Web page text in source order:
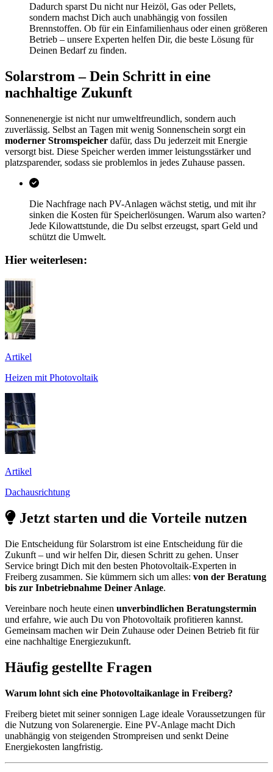
Dadurch sparst Du nicht nur Heizöl, Gas oder Pellets,
sondern machst Dich auch unabhängig von fossilen
Brennstoffen. Ob für ein Einfamilienhaus oder einen größeren
Betrieb – unsere Experten helfen Dir, die beste Lösung für
Deinen Bedarf zu finden.
Solarstrom – Dein Schritt in eine
nachhaltige Zukunft
Sonnenenergie ist nicht nur umweltfreundlich, sondern auch
zuverlässig. Selbst an Tagen mit wenig Sonnenschein sorgt ein
moderner Stromspeicher dafür, dass Du jederzeit mit Energie
versorgt bist. Diese Speicher werden immer leistungsstärker und
platzsparender, sodass sie problemlos in jedes Zuhause passen.
Die Nachfrage nach PV-Anlagen wächst stetig, und mit ihr
sinken die Kosten für Speicherlösungen. Warum also warten?
Jede Kilowattstunde, die Du selbst erzeugst, spart Geld und
schützt die Umwelt.
Hier weiterlesen:
Artikel
Heizen mit Photovoltaik
Artikel
Dachausrichtung
Jetzt starten und die Vorteile nutzen
Die Entscheidung für Solarstrom ist eine Entscheidung für die
Zukunft – und wir helfen Dir, diesen Schritt zu gehen. Unser
Service bringt Dich mit den besten Photovoltaik-Experten in
Freiberg zusammen. Sie kümmern sich um alles: von der Beratung
bis zur Inbetriebnahme Deiner Anlage.
Vereinbare noch heute einen unverbindlichen Beratungstermin
und erfahre, wie auch Du von Photovoltaik profitieren kannst.
Gemeinsam machen wir Dein Zuhause oder Deinen Betrieb fit für
eine nachhaltige Energiezukunft.
Häufig gestellte Fragen
Warum lohnt sich eine Photovoltaikanlage in Freiberg?
Freiberg bietet mit seiner sonnigen Lage ideale Voraussetzungen für
die Nutzung von Solarenergie. Eine PV-Anlage macht Dich
unabhängig von steigenden Strompreisen und senkt Deine
Energiekosten langfristig.